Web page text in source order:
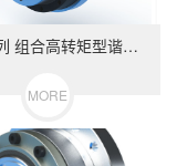
SHG系列 组合高转矩型谐波减速机
MORE